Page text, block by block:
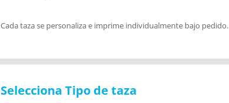
Cada taza se personaliza e imprime individualmente bajo pedido.
Selecciona Tipo de taza